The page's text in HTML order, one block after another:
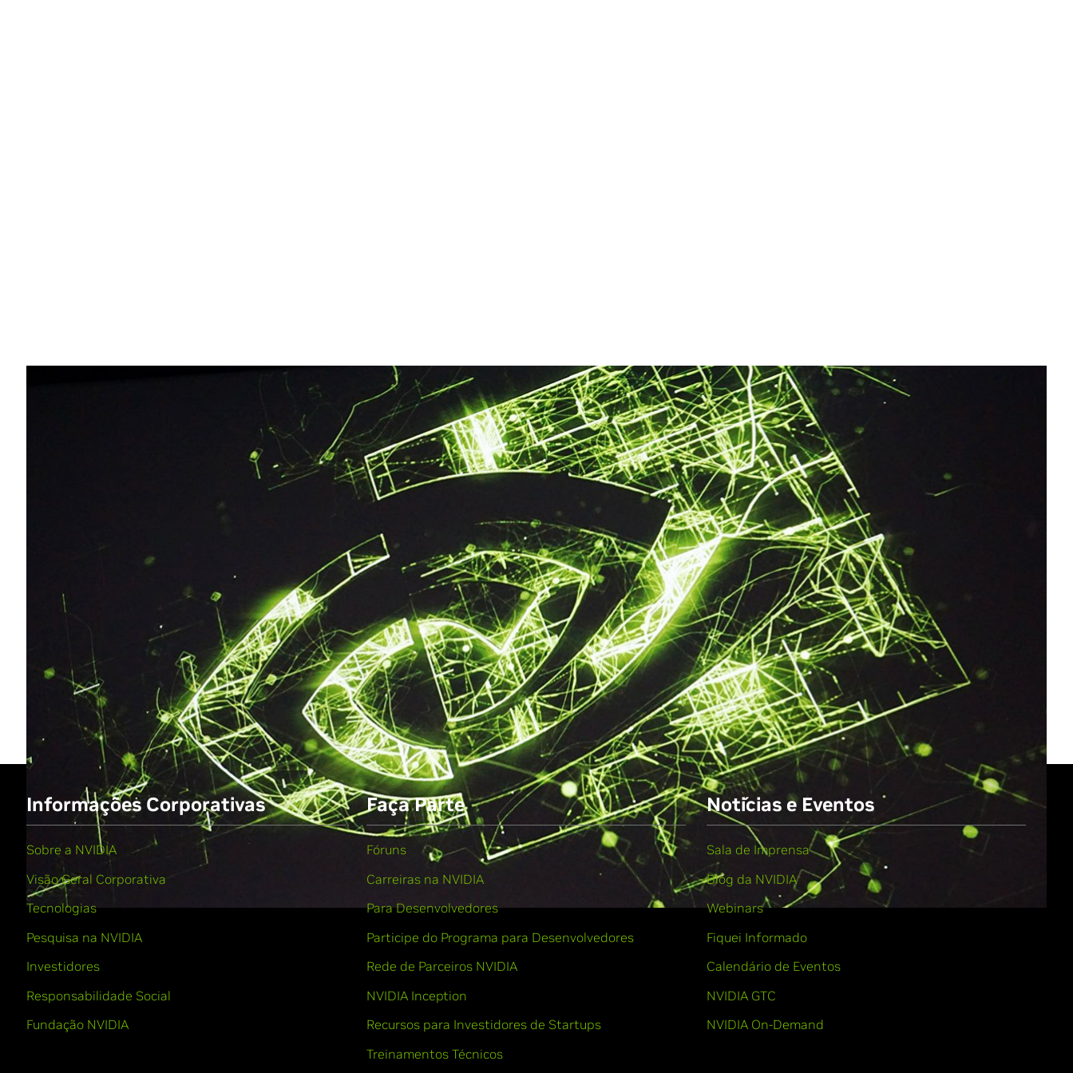
All NVIDIA News
Informações Corporativas
Sobre a NVIDIA
Visão Geral Corporativa
Tecnologias
Pesquisa na NVIDIA
Investidores
Responsabilidade Social
Fundação NVIDIA
Faça Parte
Fóruns
Carreiras na NVIDIA
Para Desenvolvedores
Participe do Programa para Desenvolvedores
Rede de Parceiros NVIDIA
NVIDIA Inception
Recursos para Investidores de Startups
Treinamentos Técnicos
Notícias e Eventos
Sala de Imprensa
Blog da NVIDIA
Webinars
Fiquei Informado
Calendário de Eventos
NVIDIA GTC
NVIDIA On-Demand